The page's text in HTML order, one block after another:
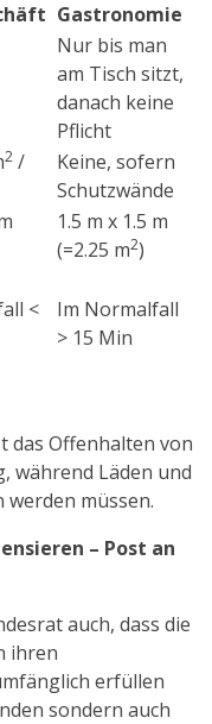
Gastronomie
Nur bis man
am Tisch sitzt,
danach keine
Pflicht
2 /
Keine, sofern
Schutzwände
1.5 m x 1.5 m
(=2.25 m2)
<
Im Normalfall
> 15 Min
das Offenhalten von
während Läden und
müssen.
– Post an
auch, dass die
ihren
erfüllen
sondern auch